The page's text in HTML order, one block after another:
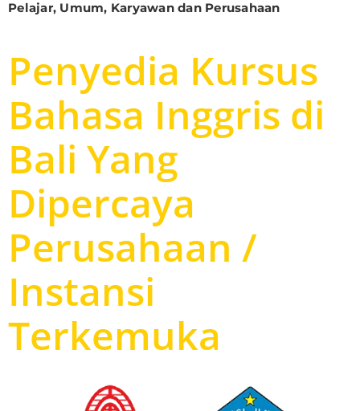
Pelajar, Umum, Karyawan dan Perusahaan
Penyedia Kursus
Bahasa Inggris di
Bali Yang
Dipercaya
Perusahaan /
Instansi
Terkemuka